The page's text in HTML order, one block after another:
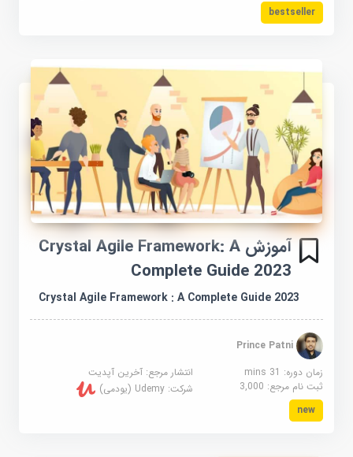
bestseller
آموزش Crystal Agile Framework: A
Complete Guide 2023
Crystal Agile Framework : A Complete Guide 2023
Prince Patni
زمان دوره: 31 mins
انتشار مرجع:آخرین آپدیت
ثبت نام مرجع:3,000 شرکت:Udemy (یودمی)
new